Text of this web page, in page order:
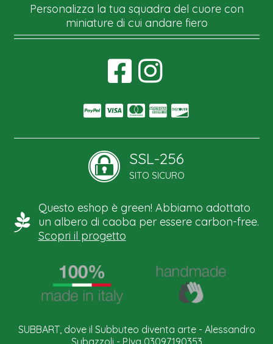
Personalizza la tua squadra del cuore con
miniature di cui andare fiero
SSL-256
SITO SICURO
Questo eshop è green! Abbiamo adottato
un albero di caoba per essere carbon-free.
Scopri il progetto
SUBBART, dove il Subbuteo diventa arte - Alessandro
Subazzoli - P.Iva 03097190353